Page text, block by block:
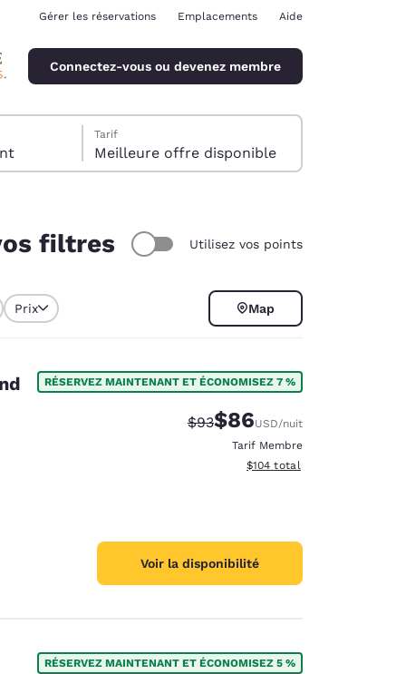
Gérer les réservations Emplacements Aide
Connectez-vous ou devenez membre
Tarif
Meilleure offre disponible
filtres Utilisez vos points
Prix Map
RÉSERVEZ MAINTENANT ET ÉCONOMISEZ 7 %
Tarif barré :
$93Tarif réduit :
$86USD/nuit
Tarif Membre
Afficher les détails du total
$104 total
Voir la disponibilité
RÉSERVEZ MAINTENANT ET ÉCONOMISEZ 5 %